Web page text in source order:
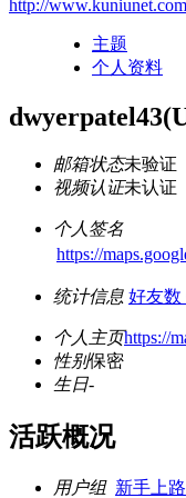
http://
主题
个人资料
dwyerpatel43
邮箱状态未验证
视频认证未认证
个人签名
https://
统计信息 好友数
个人主页https://
性别保密
生日-
活跃概况
用户组 新手上路